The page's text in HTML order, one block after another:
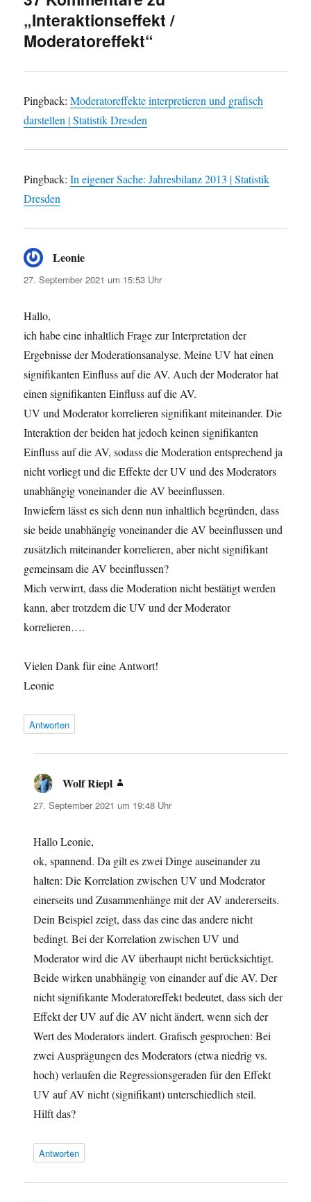
„Interaktionseffekt /
Moderatoreffekt“
Pingback:Moderatoreffekte interpretieren und grafisch
darstellen | Statistik Dresden
Pingback:In eigener Sache: Jahresbilanz 2013 | Statistik
Dresden
Leonie
27. September 2021 um 15:53 Uhr
Hallo,
ich habe eine inhaltlich Frage zur Interpretation der
Ergebnisse der Moderationsanalyse. Meine UV hat einen
signifikanten Einfluss auf die AV. Auch der Moderator hat
einen signifikanten Einfluss auf die AV.
UV und Moderator korrelieren signifikant miteinander. Die
Interaktion der beiden hat jedoch keinen signifikanten
Einfluss auf die AV, sodass die Moderation entsprechend ja
nicht vorliegt und die Effekte der UV und des Moderators
unabhängig voneinander die AV beeinflussen.
Inwiefern lässt es sich denn nun inhaltlich begründen, dass
sie beide unabhängig voneinander die AV beeinflussen und
zusätzlich miteinander korrelieren, aber nicht signifikant
gemeinsam die AV beeinflussen?
Mich verwirrt, dass die Moderation nicht bestätigt werden
kann, aber trotzdem die UV und der Moderator
korrelieren….
Vielen Dank für eine Antwort!
Leonie
Antworten
Wolf Riepl
27. September 2021 um 19:48 Uhr
Hallo Leonie,
ok, spannend. Da gilt es zwei Dinge auseinander zu
halten: Die Korrelation zwischen UV und Moderator
einerseits und Zusammenhänge mit der AV andererseits.
Dein Beispiel zeigt, dass das eine das andere nicht
bedingt. Bei der Korrelation zwischen UV und
Moderator wird die AV überhaupt nicht berücksichtigt.
Beide wirken unabhängig von einander auf die AV. Der
nicht signifikante Moderatoreffekt bedeutet, dass sich der
Effekt der UV auf die AV nicht ändert, wenn sich der
Wert des Moderators ändert. Grafisch gesprochen: Bei
zwei Ausprägungen des Moderators (etwa niedrig vs.
hoch) verlaufen die Regressionsgeraden für den Effekt
UV auf AV nicht (signifikant) unterschiedlich steil.
Hilft das?
Antworten